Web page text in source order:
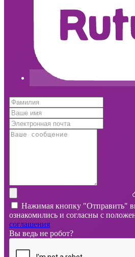
Нажимая кнопку "Отправить"
ознакомились и согласны с
соглашения
Вы ведь не робот?